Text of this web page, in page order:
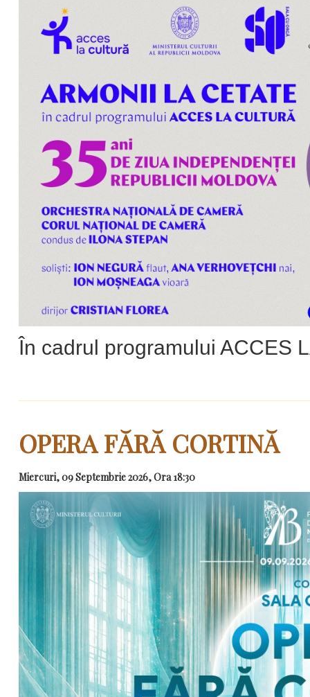
În cadrul programului ACCES
OPERA FĂRĂ CORTINĂ
Miercuri, 09 Septembrie 2026, Ora 18:30